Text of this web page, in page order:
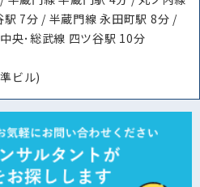
7分 / 半蔵門線 永田町駅 8分 /
央･総武線 四ツ谷駅 10分
ビル)